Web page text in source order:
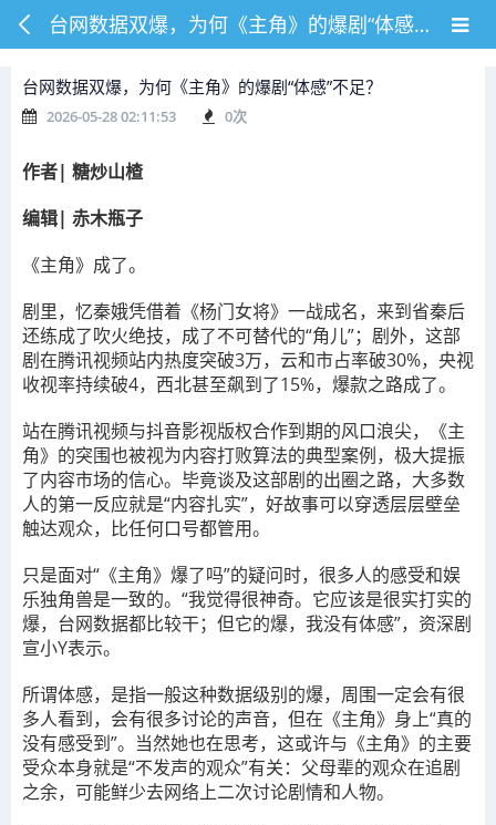
台网数据双爆，为何《主角》的爆剧“体感”不足？
台网数据双爆，为何《主角》的爆剧“体感”不足？
2026-05-28 02:11:53 0次
作者| 糖炒山楂
编辑| 赤木瓶子
《主角》成了。
剧里，忆秦娥凭借着《杨门女将》一战成名，来到省秦后
还练成了吹火绝技，成了不可替代的“角儿”；剧外，这部
剧在腾讯视频站内热度突破3万，云和市占率破30%，央视
收视率持续破4，西北甚至飙到了15%，爆款之路成了。
站在腾讯视频与抖音影视版权合作到期的风口浪尖，《主
角》的突围也被视为内容打败算法的典型案例，极大提振
了内容市场的信心。毕竟谈及这部剧的出圈之路，大多数
人的第一反应就是“内容扎实”，好故事可以穿透层层壁垒
触达观众，比任何口号都管用。
只是面对“《主角》爆了吗”的疑问时，很多人的感受和娱
乐独角兽是一致的。 “我觉得很神奇。它应该是很实打实的
爆，台网数据都比较干；但它的爆，我没有体感”，资深剧
宣小Y表示。
所谓体感，是指一般这种数据级别的爆，周围一定会有很
多人看到，会有很多讨论的声音，但在《主角》身上“真的
没有感受到”。当然她也在思考，这或许与《主角》的主要
受众本身就是“不发声的观众”有关：父母辈的观众在追剧
之余，可能鲜少去网络上二次讨论剧情和人物。